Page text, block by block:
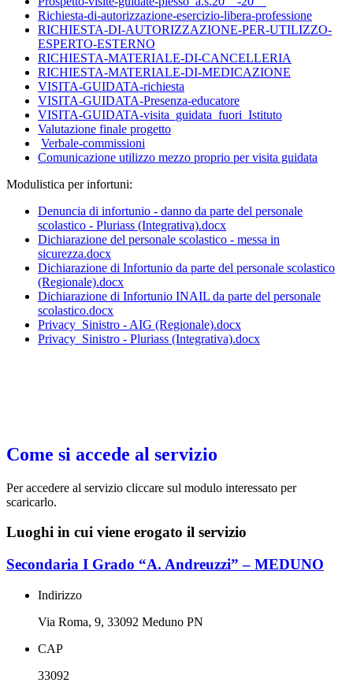
Richiesta-di-autorizzazione-esercizio-libera-professione
RICHIESTA-DI-AUTORIZZAZIONE-PER-UTILIZZO-
ESPERTO-ESTERNO
RICHIESTA-MATERIALE-DI-CANCELLERIA
RICHIESTA-MATERIALE-DI-MEDICAZIONE
VISITA-GUIDATA-richiesta
VISITA-GUIDATA-Presenza-educatore
VISITA-GUIDATA-visita_guidata_fuori_Istituto
Valutazione finale progetto
Verbale-commissioni
Comunicazione utilizzo mezzo proprio per visita guidata
Modulistica per infortuni:
Denuncia di infortunio - danno da parte del personale
scolastico - Pluriass (Integrativa).docx
Dichiarazione del personale scolastico - messa in
sicurezza.docx
Dichiarazione di Infortunio da parte del personale scolastico
(Regionale).docx
Dichiarazione di Infortunio INAIL da parte del personale
scolastico.docx
Privacy_Sinistro - AIG (Regionale).docx
Privacy_Sinistro - Pluriass (Integrativa).docx
Come si accede al servizio
Per accedere al servizio cliccare sul modulo interessato per
scaricarlo.
Luoghi in cui viene erogato il servizio
Secondaria I Grado “A. Andreuzzi” – MEDUNO
Indirizzo
Via Roma, 9, 33092 Meduno PN
CAP
33092